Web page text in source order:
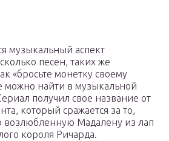
музыкальный аспект
песен, таких же
«бросьте монетку своему
можно найти в музыкальной
получил свое название от
который сражается за то,
возлюбленную Мадалену из лап
короля Ричарда.